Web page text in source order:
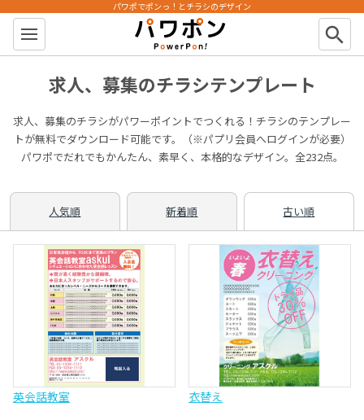
パワポン
パワポでポンっ！とチラシのデザイン
search
求人、募集のチラシテンプレート
求人、募集のチラシがパワーポイントでつくれる！チラシのテンプレー
トが無料でダウンロード可能です。（※パプリ会員へログインが必要）
パワポでだれでもかんたん、素早く、本格的なデザイン。全232点。
人気順 新着順 古い順
英会話教室 衣替え